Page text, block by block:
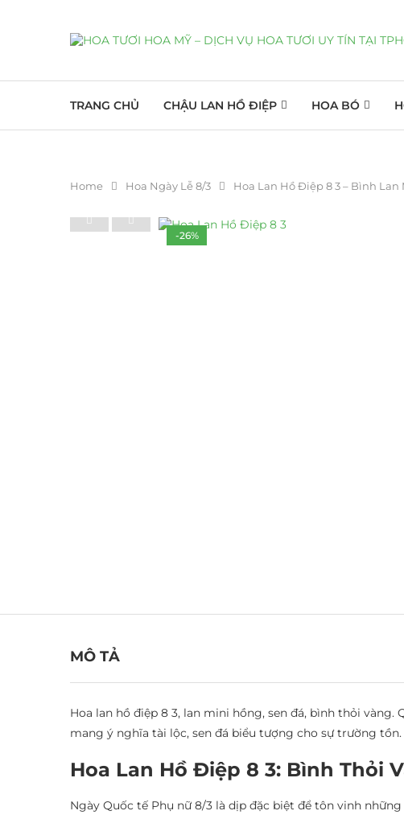
TRANG CHỦ CHẬU LAN HỒ ĐIỆP HOA BÓ
Home Hoa Ngày Lễ 8/3 Hoa Lan Hồ Điệp 8 3 – Bình
-26%
MÔ TẢ
Hoa lan hồ điệp 8 3, lan mini hồng, sen đá, bình thỏi
mang ý nghĩa tài lộc, sen đá biểu tượng cho sự trường tồn.
Hoa Lan Hồ Điệp 8 3: Bình Thỏi
Ngày Quốc tế Phụ nữ 8/3 là dịp đặc biệt để tôn vinh